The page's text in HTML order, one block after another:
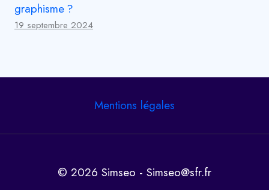
graphisme ?
19 septembre 2024
Mentions légales
© 2026 Simseo - Simseo@sfr.fr